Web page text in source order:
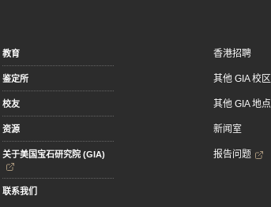
教育
鉴定所
校友
资源
关于美国宝石研究院 (GIA)
联系我们
香港招聘
其他 GIA 校区
其他 GIA 地点
新闻室
报告问题